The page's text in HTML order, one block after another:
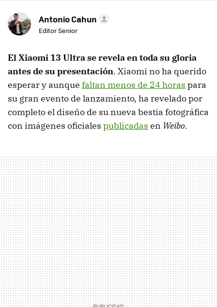
Antonio Cahun
Editor Senior
El Xiaomi 13 Ultra se revela en toda su gloria
antes de su presentación. Xiaomi no ha querido
esperar y aunque faltan menos de 24 horas para
su gran evento de lanzamiento, ha revelado por
completo el diseño de su nueva bestia fotográfica
con imágenes oficiales publicadas en Weibo.